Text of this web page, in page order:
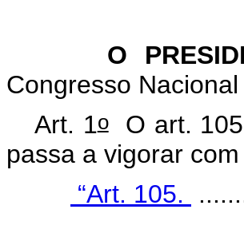
O
Congresso
Art. 1oO art.
passa a vigorar
“Art. 105.